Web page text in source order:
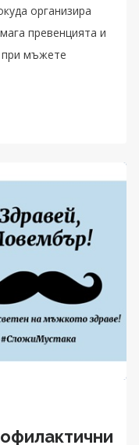
организира
превенцията и
при мъжете